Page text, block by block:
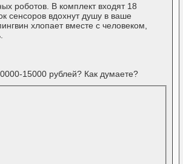
роботов. В комплект входят 18
сенсоров вдохнут душу в ваше
хлопает вместе с человеком,
15000 рублей? Как думаете?